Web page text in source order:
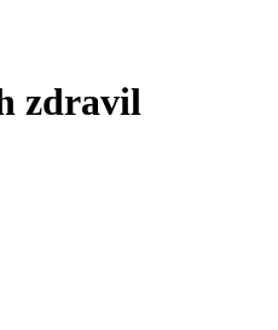
zdravil